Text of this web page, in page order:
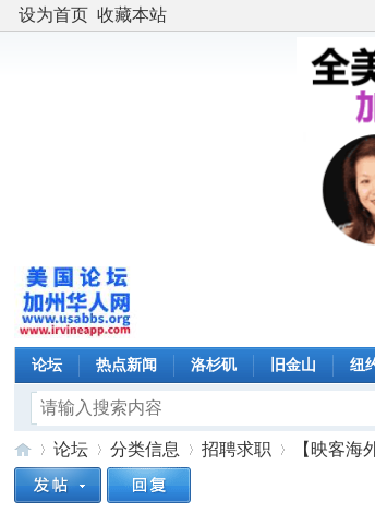
设为首页 收藏本站
论坛 热点新闻 洛杉矶 旧金山 纽
论坛 分类信息 招聘求职 【映客海